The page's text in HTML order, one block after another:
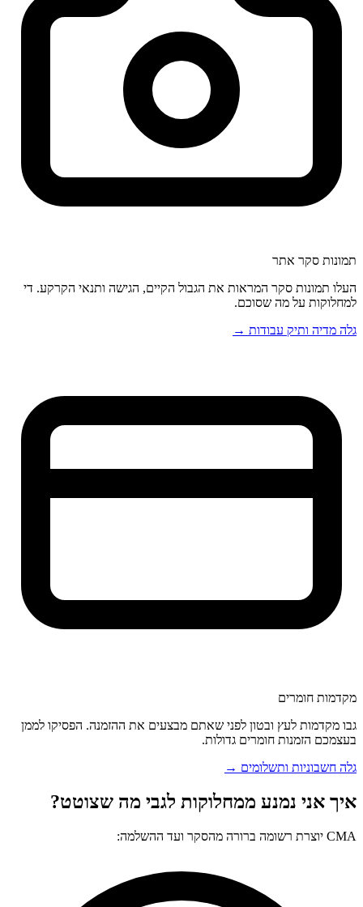
תמונות סקר אתר
העלו תמונות סקר המראות את הגבול הקיים, הגישה ותנאי הקרקע. די
למחלוקות על מה שסוכם.
גלה מדיה ותיק עבודות →
מקדמות חומרים
גבו מקדמות לעץ ובטון לפני שאתם מבצעים את ההזמנה. הפסיקו לממן
בעצמכם הזמנות חומרים גדולות.
גלה חשבוניות ותשלומים →
איך אני נמנע ממחלוקות לגבי מה שצוטט?
CMA יוצרת רשומה ברורה מהסקר ועד ההשלמה: